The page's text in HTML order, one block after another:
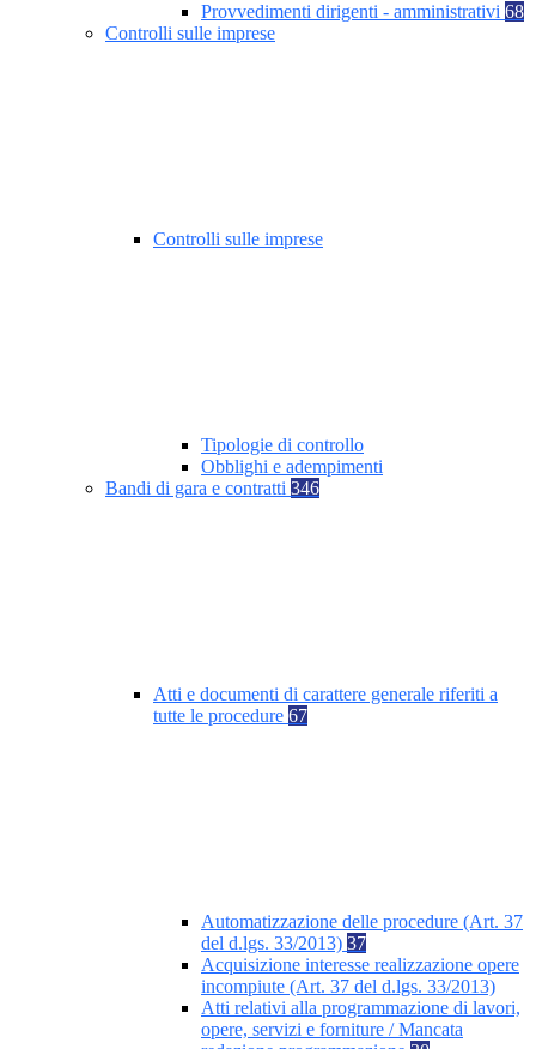
Provvedimenti dirigenti - amministrativi 68
Controlli sulle imprese
Controlli sulle imprese
Tipologie di controllo
Obblighi e adempimenti
Bandi di gara e contratti 346
Atti e documenti di carattere generale riferiti a
tutte le procedure 67
Automatizzazione delle procedure (Art. 37
del d.lgs. 33/2013) 37
Acquisizione interesse realizzazione opere
incompiute (Art. 37 del d.lgs. 33/2013)
Atti relativi alla programmazione di lavori,
opere, servizi e forniture / Mancata